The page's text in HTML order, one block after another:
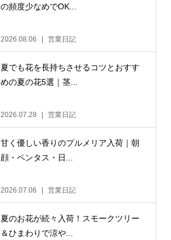
の頻度少なめでOK...
2026.08.06 営業日記
夏でも花を長持ちさせるコツとおすす
めの夏の花5選｜茎...
2026.07.28 営業日記
甘く優しい香りのプルメリア入荷｜朝
顔・ペンタス・日...
2026.07.06 営業日記
夏のお花が続々入荷！スモークツリー
＆ひまわりで涼や...